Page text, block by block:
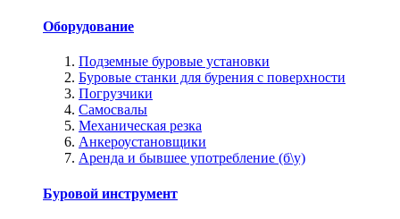
Оборудование
Подземные буровые установки
Буровые станки для бурения с поверхности
Погрузчики
Самосвалы
Механическая резка
Анкероустановщики
Аренда и бывшее употребление (б\у)
Буровой инструмент